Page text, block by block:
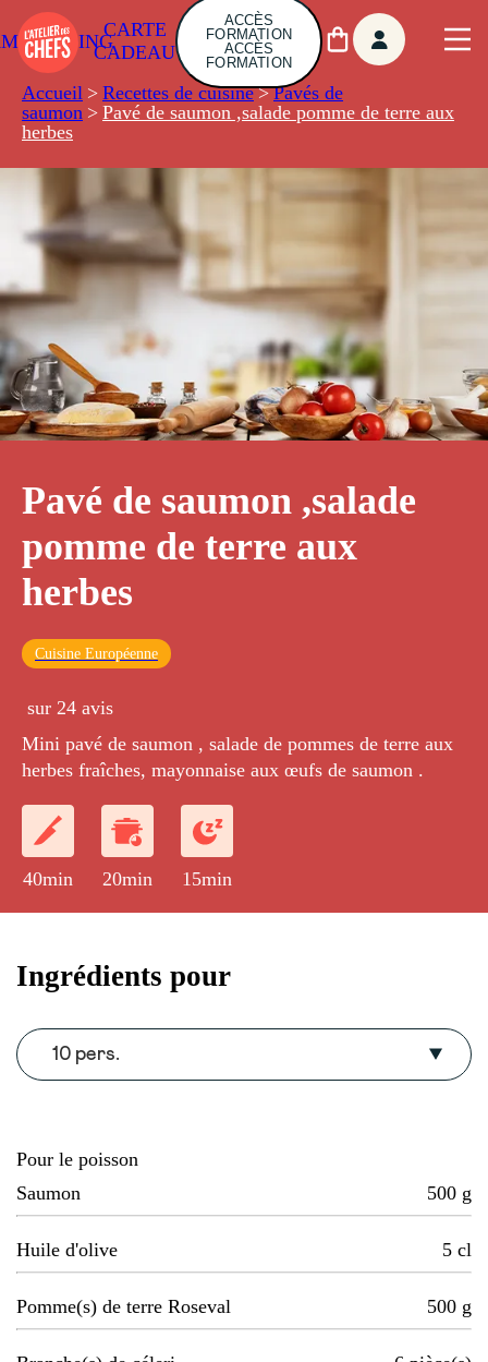
CARTE
CADEAU
ACCÈS
FORMATION
ACCÈS
FORMATION
Accueil > Recettes de cuisine > Pavés de
saumon > Pavé de saumon ,salade pomme de terre aux
herbes
Pavé de saumon ,salade
pomme de terre aux
herbes
Cuisine Européenne
sur 24 avis
Mini pavé de saumon , salade de pommes de terre aux
herbes fraîches, mayonnaise aux œufs de saumon .
40min 20min 15min
Ingrédients pour
10 pers.
Pour le poisson
Saumon
500 g
Huile d'olive 5 cl
Pomme(s) de terre Roseval 500 g